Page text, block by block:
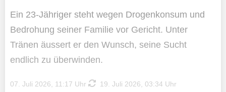
Ein 23-Jähriger steht wegen Drogenkonsum und
Bedrohung seiner Familie vor Gericht. Unter
Tränen äussert er den Wunsch, seine Sucht
endlich zu überwinden.
07. Juli 2026, 11:17 Uhr 19. Juli 2026, 03:34 Uhr